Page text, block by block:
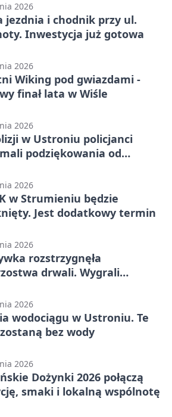
2026
jezdnia i chodnik przy ul.
Inwestycja już gotowa
2026
Wiking pod gwiazdami -
finał lata w Wiśle
2026
w Ustroniu policjanci
podziękowania od
2026
w Strumieniu będzie
Jest dodatkowy termin
2026
rozstrzygnęła
drwali. Wygrali
2026
wodociągu w Ustroniu. Te
bez wody
2026
Dożynki 2026 połączą
smaki i lokalną wspólnotę